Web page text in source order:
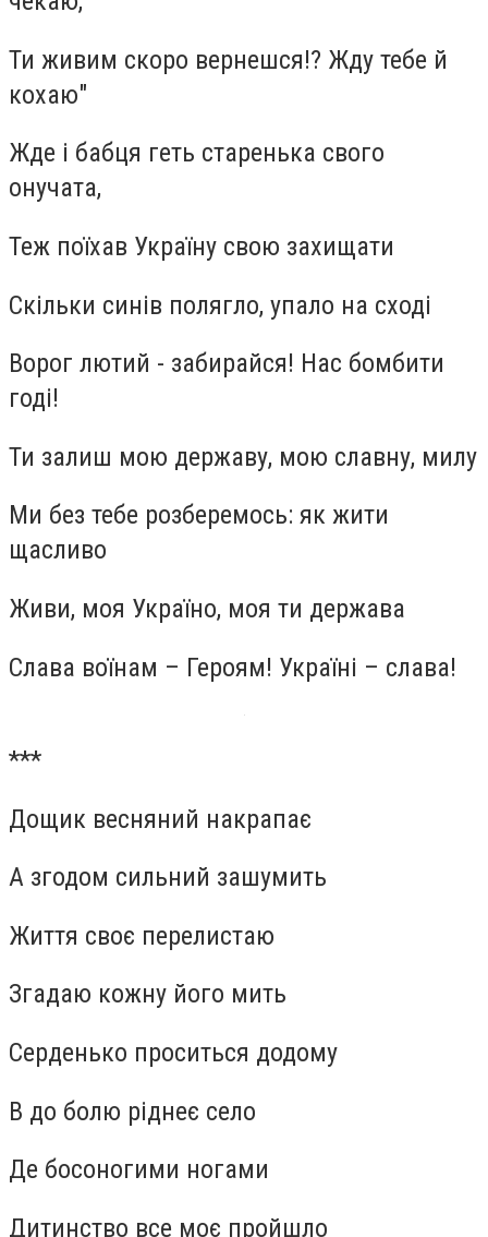
Ти живим скоро вернешся!? Жду тебе й
кохаю"
Жде і бабця геть старенька свого
онучата,
Теж поїхав Україну свою захищати
Скільки синів полягло, упало на сході
Ворог лютий - забирайся! Нас бомбити
годі!
Ти залиш мою державу, мою славну, милу
Ми без тебе розберемось: як жити
щасливо
Живи, моя Україно, моя ти держава
Слава воїнам – Героям! Україні – слава!
***
Дощик весняний накрапає
А згодом сильний зашумить
Життя своє перелистаю
Згадаю кожну його мить
Серденько проситься додому
В до болю ріднеє село
Де босоногими ногами
Дитинство все моє пройшло